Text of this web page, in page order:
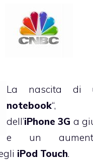
La nascita di
notebook“,
dell’iPhone 3G a
e un
iPod Touch.